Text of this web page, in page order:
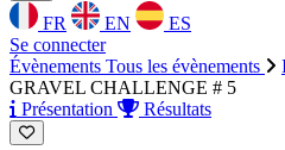
FR EN
ES
Se connecter
Évènements Tous les évènements
GRAVEL CHALLENGE # 5
Présentation
Résultats